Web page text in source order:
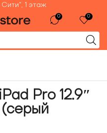
1 этаж
0 0
Pro 12.9″